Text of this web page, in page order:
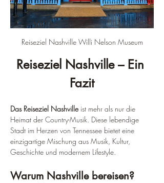
Reiseziel Nashville Willi Nelson Museum
Reiseziel Nashville – Ein
Fazit
Das Reiseziel Nashville ist mehr als nur die
Heimat der Country-Musik. Diese lebendige
Stadt im Herzen von Tennessee bietet eine
einzigartige Mischung aus Musik, Kultur,
Geschichte und modernem Lifestyle.
Warum Nashville bereisen?